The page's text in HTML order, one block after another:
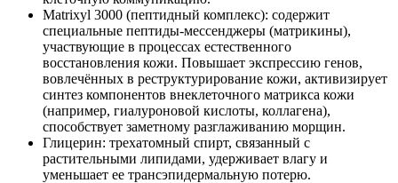
Matrixyl 3000 (пептидный комплекс): содержит
специальные пептиды-мессенджеры (матрикины),
участвующие в процессах естественного
восстановления кожи. Повышает экспрессию генов,
вовлечённых в реструктурирование кожи, активизирует
синтез компонентов внеклеточного матрикса кожи
(например, гиалуроновой кислоты, коллагена),
способствует заметному разглаживанию морщин.
Глицерин: трехатомный спирт, связанный с
растительными липидами, удерживает влагу и
уменьшает ее трансэпидермальную потерю.